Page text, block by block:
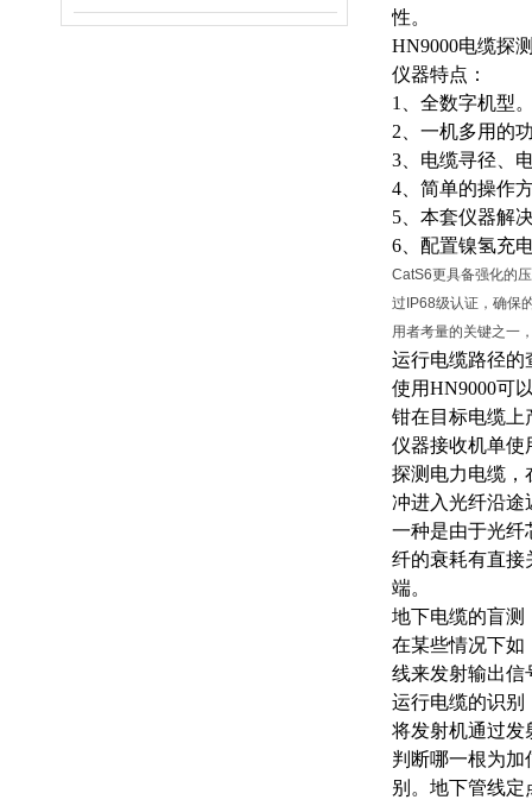
性。
HN9000电缆探
仪器特点：
1、全数字机型
2、一机多用的
3、电缆寻径、
4、简单的操作
5、本套仪器解
6、配置镍氢充
CatS6更具备强化的
过IP68级认证，确保
用者考量的关键之一
运行电缆路径的
使用HN9000可
钳在目标电缆上
仪器接收机单使
探测电力电缆，
冲进入光纤沿途
一种是由于光纤
纤的衰耗有直接
端。
地下电缆的盲测
在某些情况下如
线来发射输出信
运行电缆的识别
将发射机通过发
判断哪一根为
别。地下管线定